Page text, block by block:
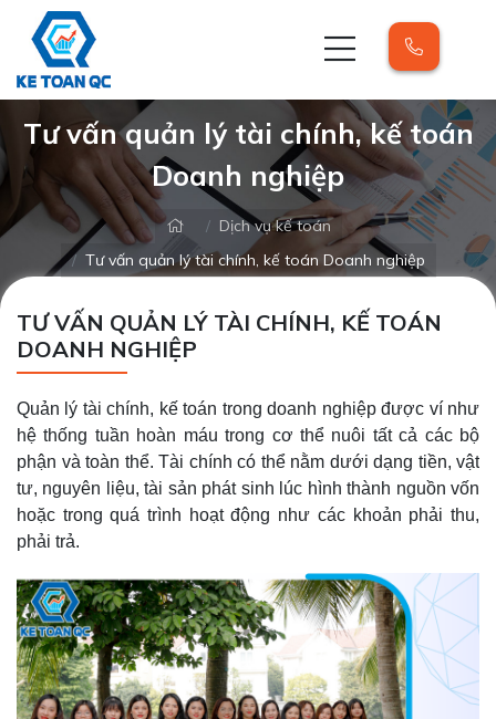
Tư vấn quản lý tài chính, kế toán
Doanh nghiệp
Dịch vụ kế toán
Tư vấn quản lý tài chính, kế toán Doanh nghiệp
TƯ VẤN QUẢN LÝ TÀI CHÍNH, KẾ TOÁN
DOANH NGHIỆP
Quản lý tài chính, kế toán trong doanh nghiệp được ví như
hệ thống tuần hoàn máu trong cơ thể nuôi tất cả các bộ
phận và toàn thể. Tài chính có thể nằm dưới dạng tiền, vật
tư, nguyên liệu, tài sản phát sinh lúc hình thành nguồn vốn
hoặc trong quá trình hoạt động như các khoản phải thu,
phải trả.